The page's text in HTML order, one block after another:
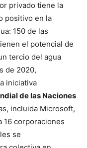
privado tiene la
positivo en la
150 de las
el potencial de
tercio del agua
de 2020,
iniciativa
de las Naciones
incluida Microsoft,
16 corporaciones
se